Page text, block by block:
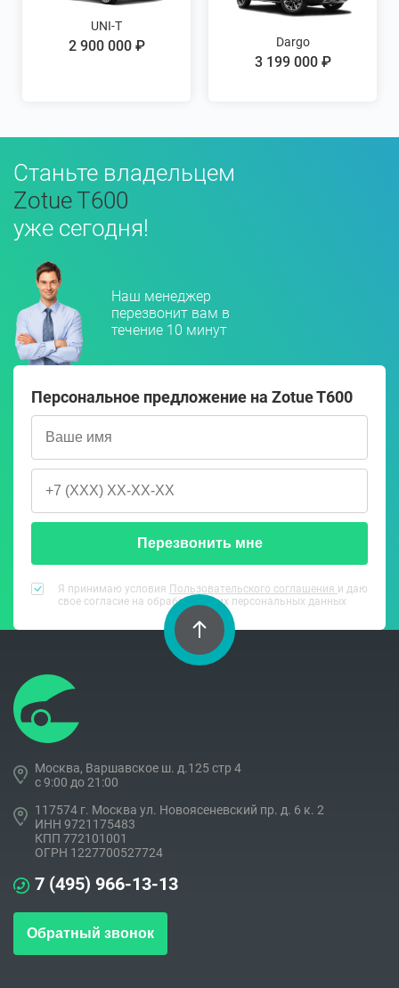
UNI-T
2 900 000 ₽ Dargo
3 199 000 ₽
Станьте владельцем
Zotue T600
уже сегодня!
Наш менеджер
перезвонит вам в
течение 10 минут
Персональное предложение на Zotue T600
Перезвонить мне
Я принимаю условия Пользовательского соглашения и даю
свое согласие на обработку моих персональных данных
Москва, Варшавское ш. д.125 стр 4
c 9:00 до 21:00
117574 г. Москва ул. Новоясеневский пр. д. 6 к. 2
ИНН 9721175483
КПП 772101001
ОГРН 1227700527724
7 (495) 966-13-13
Обратный звонок